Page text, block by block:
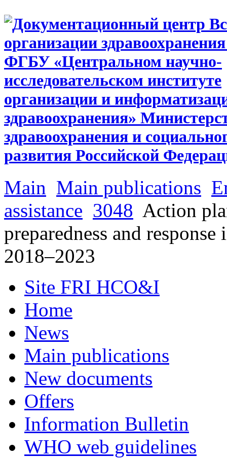
Main Main publications
assistance 3048 Action
preparedness and
2018–2023
Site FRI HCO&I
Home
News
Main publications
New documents
Offers
Information Bulletin
WHO web guidelines